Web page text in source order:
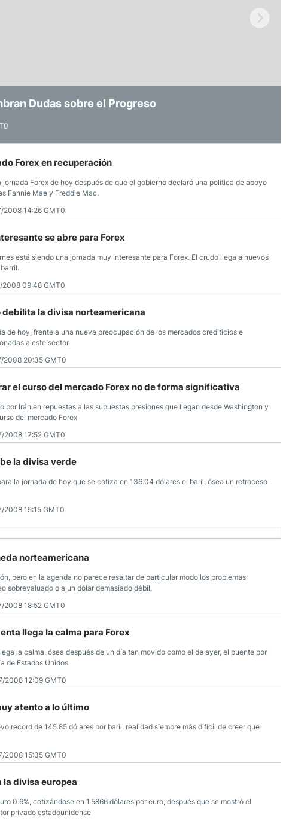
Libre (MELI)
AccionesDudas sobre el Progreso
de EE. UU. Alcanzan Máximos Históricos
Forex en recuperación
jornada Forex de hoy después de que el gobierno declaró una política de apoyo
Fannie Mae y Freddie Mac.
2008 14:26 GMT0
se abre para Forex
está siendo una jornada muy interesante para Forex. El crudo llega a nuevos
2008 09:48 GMT0
la divisa norteamericana
de hoy, frente a una nueva preocupación de los mercados crediticios e
a este sector
2008 20:35 GMT0
el curso del mercado Forex no de forma significativa
por Irán en repuestas a las supuestas presiones que llegan desde Washington y
del mercado Forex
2008 17:52 GMT0
la divisa verde
la jornada de hoy que se cotiza en 136.04 dólares el baril, ósea un retroceso
2008 15:15 GMT0
norteamericana
pero en la agenda no parece resaltar de particular modo los problemas
sobrevaluado o a un dólar demasiado débil.
2008 18:52 GMT0
llega la calma para Forex
la calma, ósea después de un día tan movido como el de ayer, el puente por
de Estados Unidos
2008 12:09 GMT0
atento a lo último
record de 145.85 dólares por baril, realidad siempre más difícil de creer que
2008 15:35 GMT0
la divisa europea
0.6%, cotizándose en 1.5866 dólares por euro, después que se mostró el
privado estadounidense